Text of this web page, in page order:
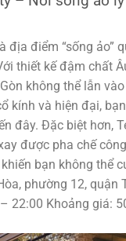
địa điểm “sống ảo”
thiết kế đậm chất
không thể lẫn
kính và hiện đại,
đây. Đặc biệt hơn,
được pha chế
bạn không thể
phường 12, quận
22:00 Khoảng giá: